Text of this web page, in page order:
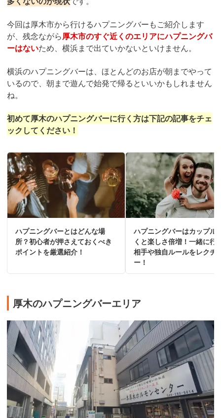
今回は厚木市から行けるハプニングバーもご紹介します
が、残念ながら厚木市のすぐ近くのエリアにハプニングバ
ーはないため、横浜まで出ていかないといけません。
横浜のハプニングバーは、ほとんどのお店が朝までやって
いるので、朝まで遊んで始発で帰るといいかもしれません
ね。
初めて厚木のハプニングバーに行く方は下記の記事をチェ
ックしてください！
ハプニングバーとはどんな場
所？初心者が押さえておくべき
ポイントを厳選紹介！
ハプニングバーはカップル
くと楽しさ倍増！一緒に行
相手や独自ルールをレクチ
ー！
厚木のハプニングバーエリア